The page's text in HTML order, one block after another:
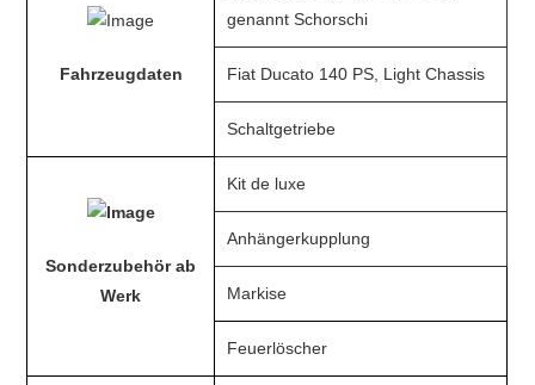
Fahrzeugdaten
genannt Schorschi
Fiat Ducato 140 PS, Light Chassis
Schaltgetriebe
Sonderzubehör ab
Werk
Kit de luxe
Anhängerkupplung
Markise
Feuerlöscher